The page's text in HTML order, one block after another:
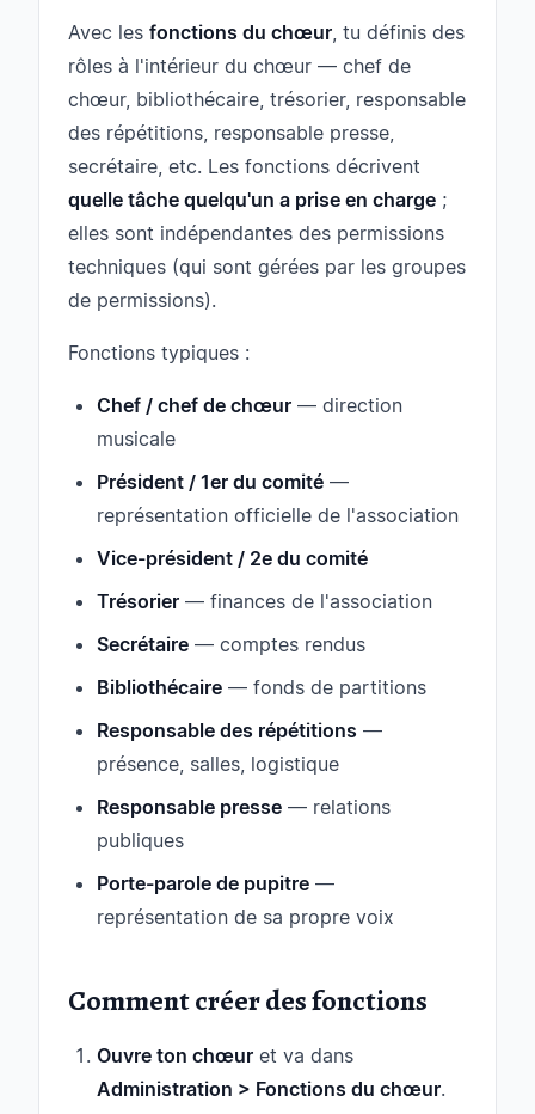
Avec les fonctions du chœur, tu définis des
rôles à l'intérieur du chœur — chef de
chœur, bibliothécaire, trésorier, responsable
des répétitions, responsable presse,
secrétaire, etc. Les fonctions décrivent
quelle tâche quelqu'un a prise en charge ;
elles sont indépendantes des permissions
techniques (qui sont gérées par les groupes
de permissions).
Fonctions typiques :
Chef / chef de chœur — direction
musicale
Président / 1er du comité —
représentation officielle de l'association
Vice-président / 2e du comité
Trésorier — finances de l'association
Secrétaire — comptes rendus
Bibliothécaire — fonds de partitions
Responsable des répétitions —
présence, salles, logistique
Responsable presse — relations
publiques
Porte-parole de pupitre —
représentation de sa propre voix
Comment créer des fonctions
Ouvre ton chœur et va dans
Administration > Fonctions du chœur.